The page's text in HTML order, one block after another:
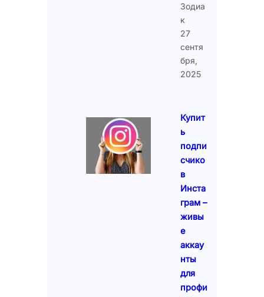
Зодиа
к
27
сентя
бря,
2025
Купит
ь
подпи
счико
в
Инста
грам –
живы
е
аккау
нты
для
профи